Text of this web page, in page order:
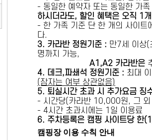
- 동일한 예약자 또는 동일한 가
하시더라도, 할인 혜택은 오직 1
- 한 가족 기준 단 한 개의 사이트
다.
3. 카라반 정원기준 : 만7세 이상
명까지 가능,
A1,A2 카라반은
4. 데크,파쇄석 정원기준 : 최대
(잠자는 여부 상관없음)
5. 퇴실시간 초과 시 추가요금 징
- 시간당(카라반 10,000원, 그
- 4시간 초과시에는 1일 이용료
6. 주차등록은 캠핑 사이트당 한
캠핑장 이용 수칙 안내